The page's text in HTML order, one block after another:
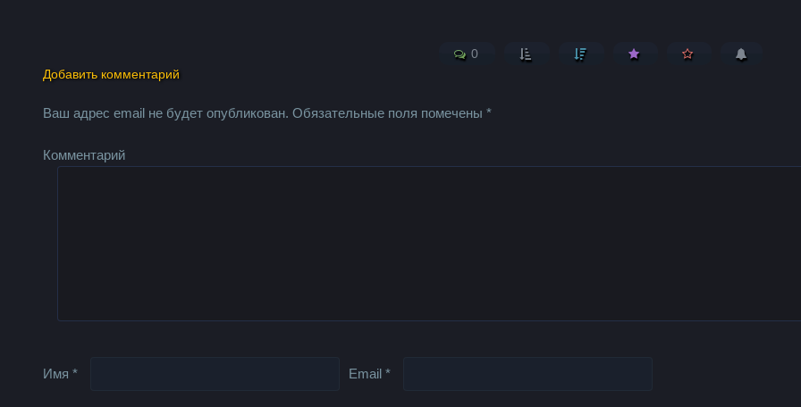
0
Добавить комментарий
Ваш адрес email не будет опубликован. Обязательные поля помечены*
Комментарий
Имя* Email*